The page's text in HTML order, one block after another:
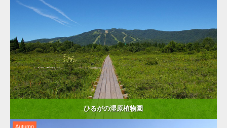
ひるがの湿原植物園
Autumn